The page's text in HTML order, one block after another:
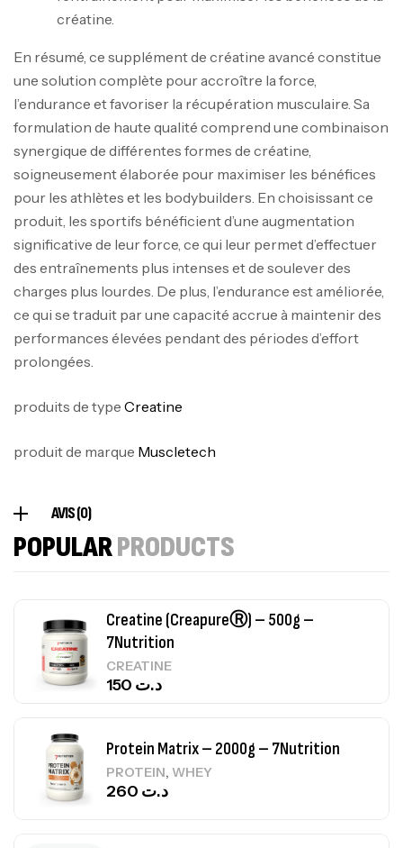
créatine.
En résumé, ce supplément de créatine avancé constitue
une solution complète pour accroître la force,
l’endurance et favoriser la récupération musculaire. Sa
formulation de haute qualité comprend une combinaison
synergique de différentes formes de créatine,
soigneusement élaborée pour maximiser les bénéfices
pour les athlètes et les bodybuilders. En choisissant ce
produit, les sportifs bénéficient d’une augmentation
significative de leur force, ce qui leur permet d’effectuer
des entraînements plus intenses et de soulever des
charges plus lourdes. De plus, l’endurance est améliorée,
ce qui se traduit par une capacité accrue à maintenir des
performances élevées pendant des périodes d’effort
prolongées.
produits de type Creatine
produit de marque Muscletech
AVIS (0)
POPULARPRODUCTS
Mega Creatine CREAPURE – 306 Gr –
Biotech USA
CREATINE
د.ت126
100% Pure Whey – 2,27kg – BIOTECHUSA
Autres
د.ت
Creatine (CreapureⓇ) – 500g –
7Nutrition
CREATINE
د.ت
Protein Matrix – 2000g – 7Nutrition
PROTEIN,WHEY
د.ت